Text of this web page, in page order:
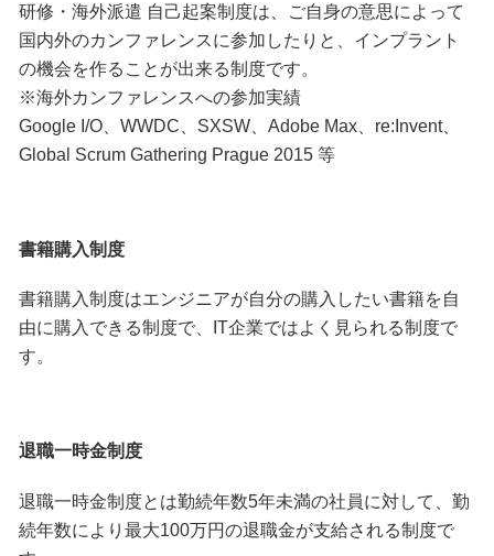
研修・海外派遣 自己起案制度は、ご自身の意思によって
国内外のカンファレンスに参加したりと、インプラント
の機会を作ることが出来る制度です。
※海外カンファレンスへの参加実績
Google I/O、WWDC、SXSW、Adobe Max、re:Invent、
Global Scrum Gathering Prague 2015 等
書籍購入制度
書籍購入制度はエンジニアが自分の購入したい書籍を自
由に購入できる制度で、IT企業ではよく見られる制度で
す。
退職一時金制度
退職一時金制度とは勤続年数5年未満の社員に対して、勤
続年数により最大100万円の退職金が支給される制度で